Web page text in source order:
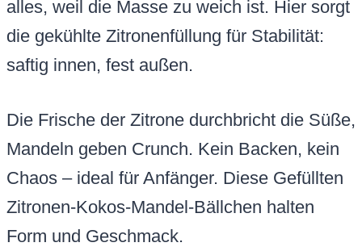
alles, weil die Masse zu weich ist. Hier sorgt
die gekühlte Zitronenfüllung für Stabilität:
saftig innen, fest außen.
Die Frische der Zitrone durchbricht die Süße,
Mandeln geben Crunch. Kein Backen, kein
Chaos – ideal für Anfänger. Diese Gefüllten
Zitronen-Kokos-Mandel-Bällchen halten
Form und Geschmack.